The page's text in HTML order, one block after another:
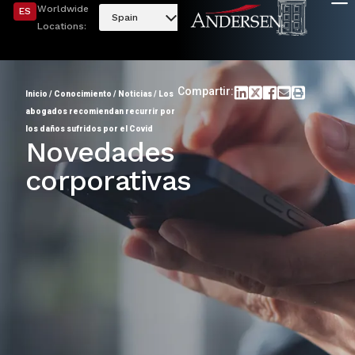
ES
Worldwide
Locations:
Spain
Inicio / Conocimiento / Noticias/ Los
abogados recomiendan recurrir por
los daños sufridos por el Covid
Compartir:
Novedades
corporativas